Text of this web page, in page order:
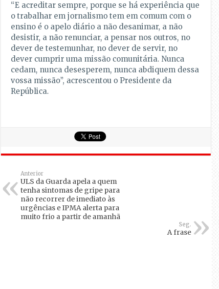
“E acreditar sempre, porque se há experiência que
o trabalhar em jornalismo tem em comum com o
ensino é o apelo diário a não desanimar, a não
desistir, a não renunciar, a pensar nos outros, no
dever de testemunhar, no dever de servir, no
dever cumprir uma missão comunitária. Nunca
cedam, nunca desesperem, nunca abdiquem dessa
vossa missão”, acrescentou o Presidente da
República.
Anterior
ULS da Guarda apela a quem
tenha sintomas de gripe para
não recorrer de imediato às
urgências e IPMA alerta para
muito frio a partir de amanhã
Seg.
A frase